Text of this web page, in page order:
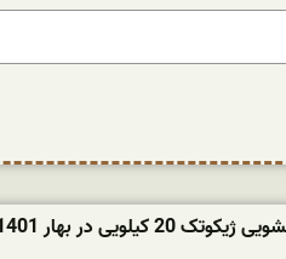
کیلویی در بهار 1401